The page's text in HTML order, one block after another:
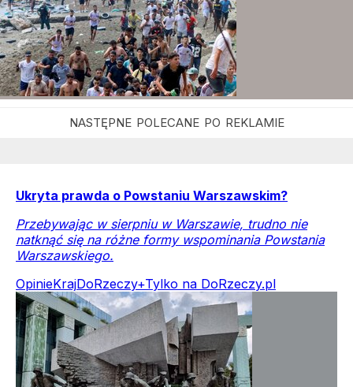
Ukryta prawda o Powstaniu Warszawskim?
Przebywając w sierpniu w Warszawie, trudno nie
natknąć się na różne formy wspominania Powstania
Warszawskiego.
OpinieKrajDoRzeczy+Tylko na DoRzeczy.pl